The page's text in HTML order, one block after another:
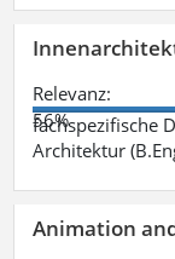
Relevanz:
56%
fachspezifische
Architektur
Animation